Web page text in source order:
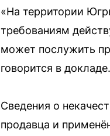
«На территории
требованиям
может послужить
говорится в докладе.
Сведения о
продавца и